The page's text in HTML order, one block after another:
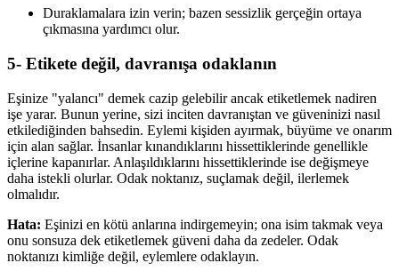
Duraklamalara izin verin; bazen sessizlik gerçeğin ortaya
çıkmasına yardımcı olur.
5- Etikete değil, davranışa odaklanın
Eşinize "yalancı" demek cazip gelebilir ancak etiketlemek nadiren
işe yarar. Bunun yerine, sizi inciten davranıştan ve güveninizi nasıl
etkilediğinden bahsedin. Eylemi kişiden ayırmak, büyüme ve onarım
için alan sağlar. İnsanlar kınandıklarını hissettiklerinde genellikle
içlerine kapanırlar. Anlaşıldıklarını hissettiklerinde ise değişmeye
daha istekli olurlar. Odak noktanız, suçlamak değil, ilerlemek
olmalıdır.
Hata: Eşinizi en kötü anlarına indirgemeyin; ona isim takmak veya
onu sonsuza dek etiketlemek güveni daha da zedeler. Odak
noktanızı kimliğe değil, eylemlere odaklayın.